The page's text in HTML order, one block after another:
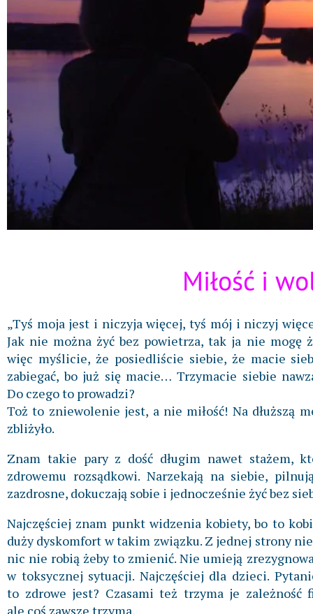
Miłość i
„Tyś moja jest i niczyja więcej, tyś mój i niczyj
Jak nie można żyć bez powietrza, tak ja nie mogę
więc myślicie, że posiedliście siebie, że macie
zabiegać, bo już się macie… Trzymacie siebie
Do czego to prowadzi?
Toż to zniewolenie jest, a nie miłość! Na dłuższą
zbliżyło.
Znam takie pary z dość długim nawet stażem,
zdrowemu rozsądkowi. Narzekają na siebie,
zazdrosne, dokuczają sobie i jednocześnie żyć bez
Najczęściej znam punkt widzenia kobiety, bo to
duży dyskomfort w takim związku. Z jednej strony
nic nie robią żeby to zmienić. Nie umieją
w toksycznej sytuacji. Najczęściej dla dzieci.
to zdrowe jest? Czasami też trzyma je zależność
ale coś zawsze trzyma.